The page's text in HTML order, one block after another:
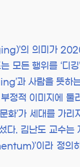
의 의미가
모든 행위를 ‘디
과 사람을 뜻하
적 이미지에 둘
화’가 세대를 가
다. 김난도 교수는
이라 정의